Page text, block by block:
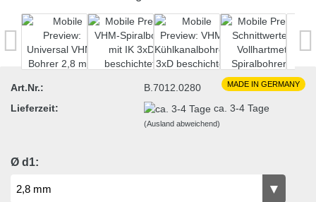
MADE IN GERMANY
Art.Nr.:
B.7012.0280
Lieferzeit:
ca. 3-4 Tage
(Ausland abweichend)
Ø d1: